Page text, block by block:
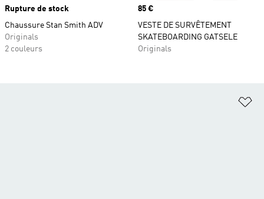
Rupture de stock
Chaussure Stan Smith ADV
Originals
2 couleurs
Prix
85 €
VESTE DE SURVÊTEMENT
SKATEBOARDING GATSELE
Originals